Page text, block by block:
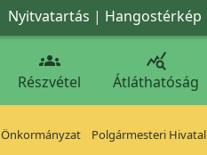
Nyitvatartás | Hangostérkép

Részvétel

Átláthatóság
Önkormányzat Polgármesteri Hivatal